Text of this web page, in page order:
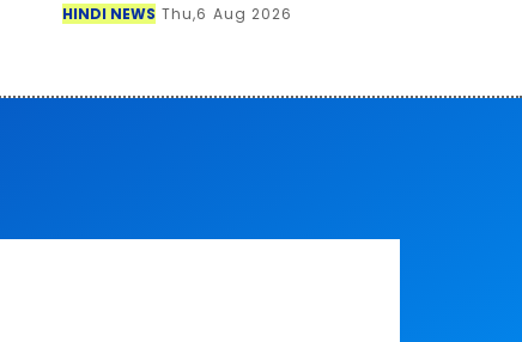
HINDI NEWS Thu,6 Aug 2026